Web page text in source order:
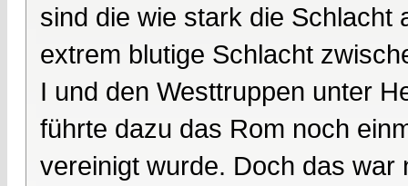
sind die wie stark die Schlacht
extrem blutige Schlacht
I und den Westtruppen unter
führte dazu das Rom noch
vereinigt wurde. Doch das war